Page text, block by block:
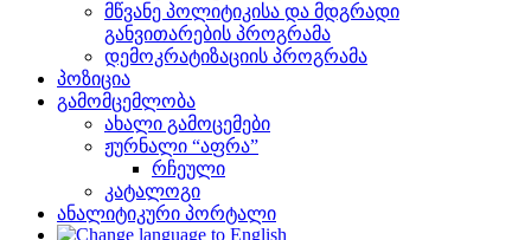
მწვანე პოლიტიკისა და მდგრადი
განვითარების პროგრამა
დემოკრატიზაციის პროგრამა
პოზიცია
გამომცემლობა
ახალი გამოცემები
ჟურნალი “აფრა”
რჩეული
კატალოგი
ანალიტიკური პორტალი